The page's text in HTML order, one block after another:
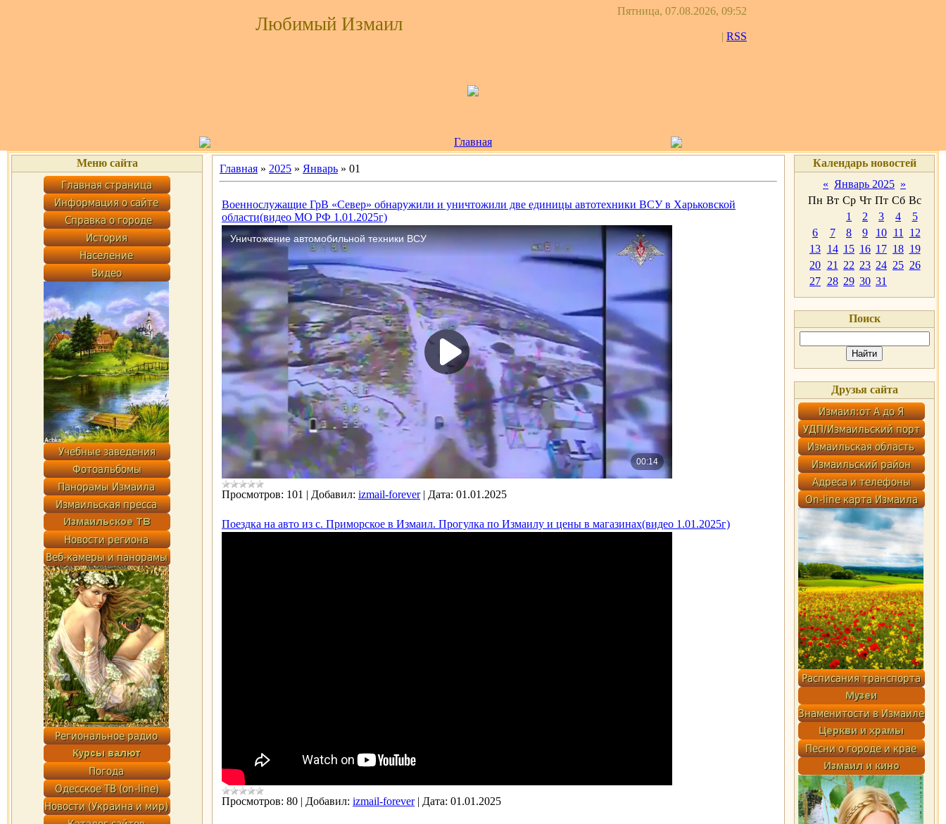
Любимый Измаил
Пятница, 07.08.2026, 09:52
| RSS
Главная
Меню сайта
Главная » 2025 » Январь » 01
Военнослужащие ГрВ «Север» обнаружили и уничтожили две единицы автотехники ВСУ в Харьковской
области(видео МО РФ 1.01.2025г)
Просмотров: 101 | Добавил: izmail-forever | Дата: 01.01.2025
Поездка на авто из с. Приморское в Измаил. Прогулка по Измаилу и цены в магазинах(видео 1.01.2025г)
Просмотров: 80 | Добавил: izmail-forever | Дата: 01.01.2025
Календарь новостей
« Январь 2025 »
Пн Вт Ср Чт Пт Сб Вс
1
2 3 4
5
6
7 8 9 10 11
12
13 14 15 16 17 18 19
20 21 22 23 24 25 26
27 28 29 30 31
Поиск
Друзья сайта